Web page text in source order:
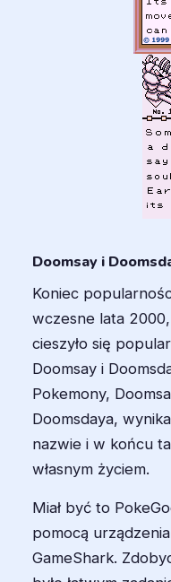
Doomsay i
Koniec
wczesne lata
cieszyło się
Doomsay i
Pokemony,
Doomsdaya,
nazwie i w końcu
własnym życiem.
Miał być to
pomocą
GameShark.